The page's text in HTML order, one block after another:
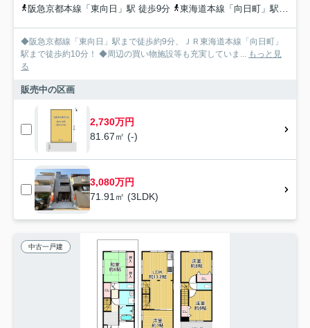
阪急京都本線「東向日」駅 徒歩9分
東海道本線「向日町」駅 徒歩10分
◆阪急京都線「東向日」駅まで徒歩約9分、ＪＲ東海道本線「向日町」
駅まで徒歩約10分！ ◆周辺の買い物施設等も充実していま... もっと見
る
販売中の区画
2,730万円
81.67㎡ (-)
3,080万円
71.91㎡ (3LDK)
中古一戸建